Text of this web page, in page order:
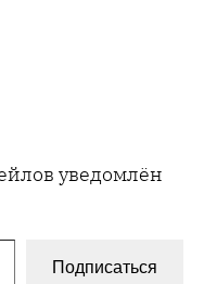
уведомлён
Подписаться